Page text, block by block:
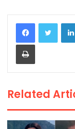
a
c
e
b
o
k
w
itt
er
h
a
ts
p
Print
Related